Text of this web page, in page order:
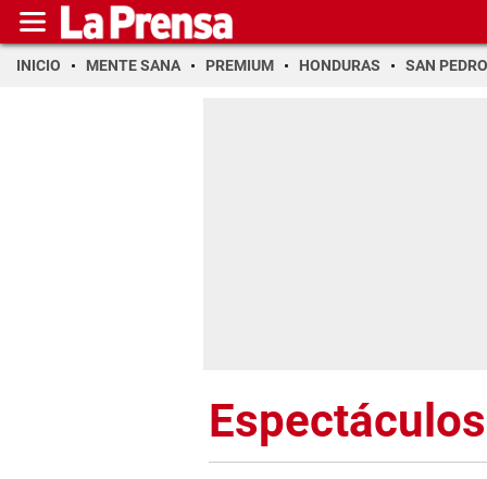
INICIO MENTE SANA PREMIUM HONDURAS SAN PEDRO
Espectáculos